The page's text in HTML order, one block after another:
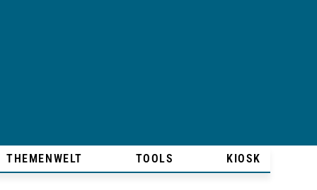
THEMENWELT TOOLS KIOSK